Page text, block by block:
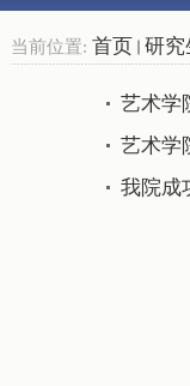
当前位置: 首页 研究
艺术学
艺术学
我院成